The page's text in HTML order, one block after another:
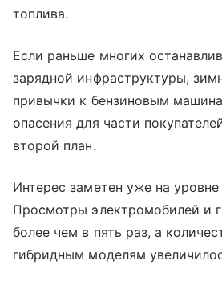
топлива.
Если раньше многих
зарядной инфраструктуры,
привычки к бензиновым
опасения для части
второй план.
Интерес заметен уже на
Просмотры электромобилей и
более чем в пять раз, а
гибридным моделям